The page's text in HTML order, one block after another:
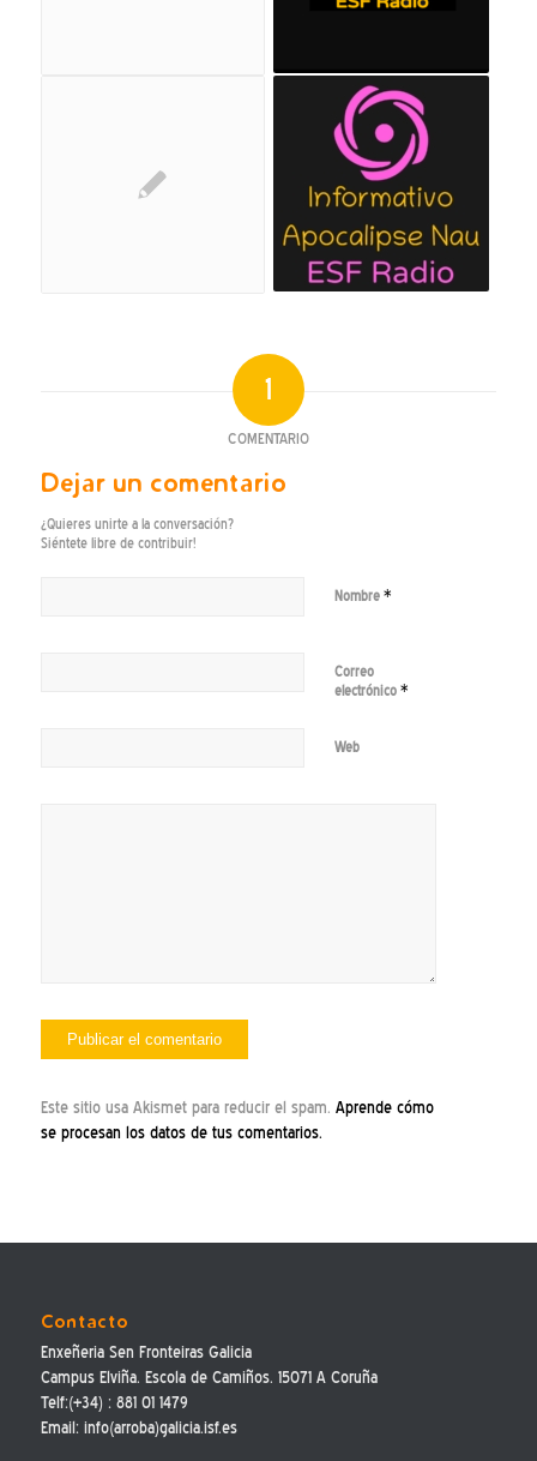
1
COMENTARIO
Dejar un comentario
¿Quieres unirte a la conversación?
Siéntete libre de contribuir!
Nombre *
Correo
electrónico *
Web
Este sitio usa Akismet para reducir el spam. Aprende cómo
se procesan los datos de tus comentarios.
Contacto
Enxeñeria Sen Fronteiras Galicia
Campus Elviña. Escola de Camiños. 15071 A Coruña
Telf:(+34) : 881 01 1479
Email: info(arroba)galicia.isf.es